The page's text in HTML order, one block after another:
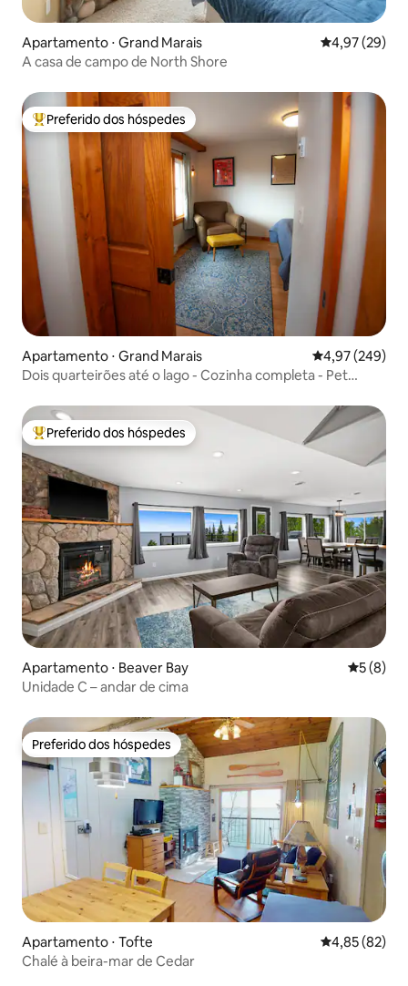
Apartamento ⋅ Grand Marais 4,97 de uma
4,97 (29)
A casa de campo de North Shore
Entre os melhores preferidos dos hóspedes
Preferido dos hóspedes
Apartamento ⋅ Grand Marais 4,97 de uma
4,97 (249)
Dois quarteirões até o lago - Cozinha completa - Pet
Entre os melhores preferidos dos hóspedes
Preferido dos hóspedes
Apartamento ⋅ Beaver Bay 5 de
5 (8)
Unidade C – andar de cima
Preferido dos hóspedes
Preferido dos hóspedes
Apartamento ⋅ Tofte 4,85 de uma
4,85 (82)
Chalé à beira-mar de Cedar